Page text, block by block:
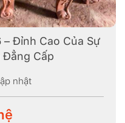
– Đỉnh Cao Của Sự
Đẳng Cấp
nhật